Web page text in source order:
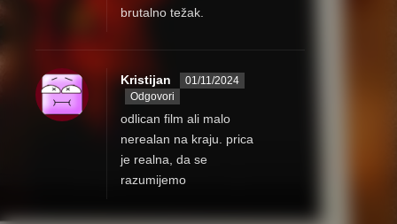
brutalno težak.
Kristijan
01/11/2024
Odgovori
odlican film ali malo
nerealan na kraju. prica
je realna, da se
razumijemo